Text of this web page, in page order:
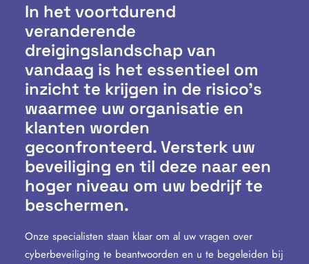
In het voortdurend
veranderende
dreigingslandschap van
vandaag is het essentieel om
inzicht te krijgen in de risico’s
waarmee uw organisatie en
klanten worden
geconfronteerd. Versterk uw
beveiliging en til deze naar een
hoger niveau om uw bedrijf te
beschermen.
Onze specialisten staan klaar om al uw vragen over
cyberbeveiliging te beantwoorden en u te begeleiden bij